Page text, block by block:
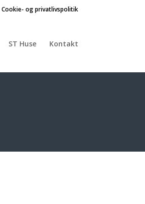
Cookie- og privatlivspolitik
ST Huse Kontakt